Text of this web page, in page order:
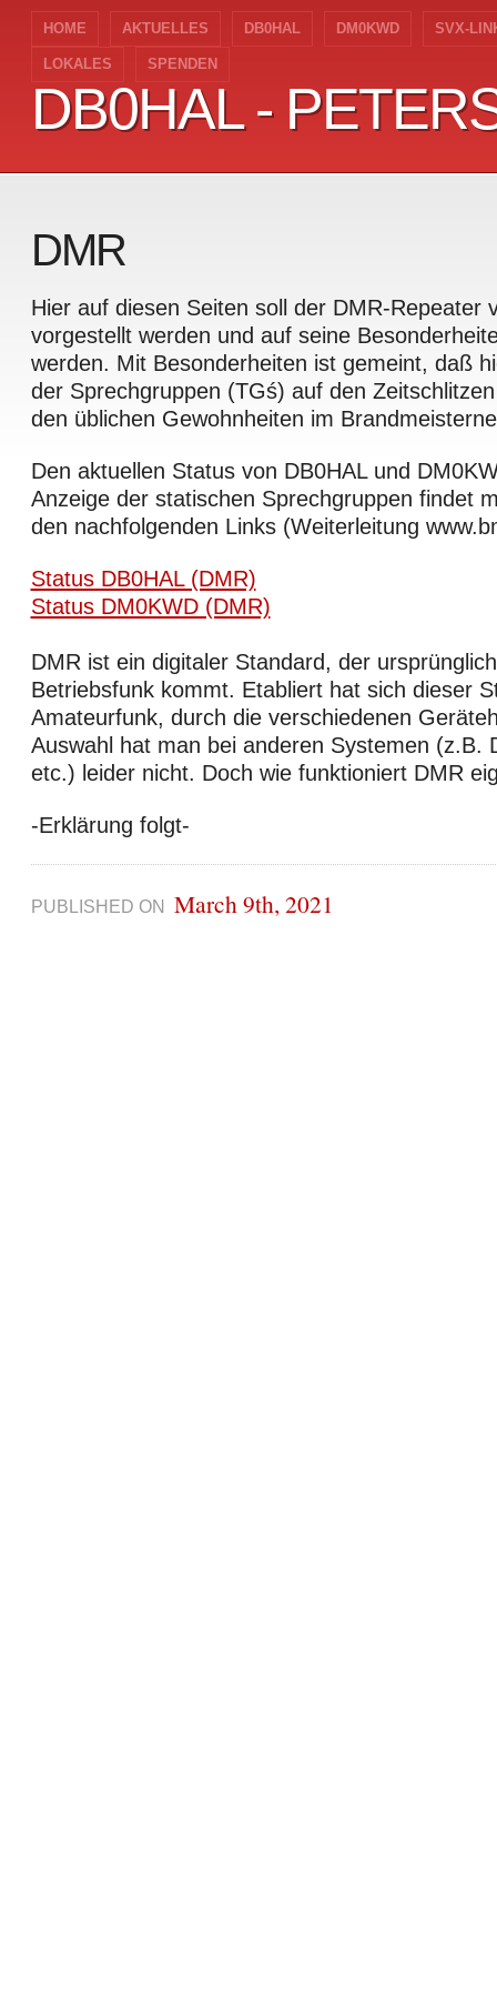
HOME AKTUELLES DB0HAL DM0KWD SVX-
LOKALES SPENDEN
DB0HAL -
DB0HAL -
DMR
Hier auf diesen Seiten soll der DMR-Repeater
vorgestellt werden und auf seine
werden. Mit Besonderheiten ist gemeint, daß
der Sprechgruppen (TGś) auf den
den üblichen Gewohnheiten im
Den aktuellen Status von DB0HAL und
Anzeige der statischen Sprechgruppen findet
den nachfolgenden Links (Weiterleitung
Status DB0HAL (DMR)
Status DM0KWD (DMR)
DMR ist ein digitaler Standard, der
Betriebsfunk kommt. Etabliert hat sich dieser
Amateurfunk, durch die verschiedenen
Auswahl hat man bei anderen Systemen (z.B.
etc.) leider nicht. Doch wie funktioniert DMR
-Erklärung folgt-
PUBLISHED ON March 9th, 2021